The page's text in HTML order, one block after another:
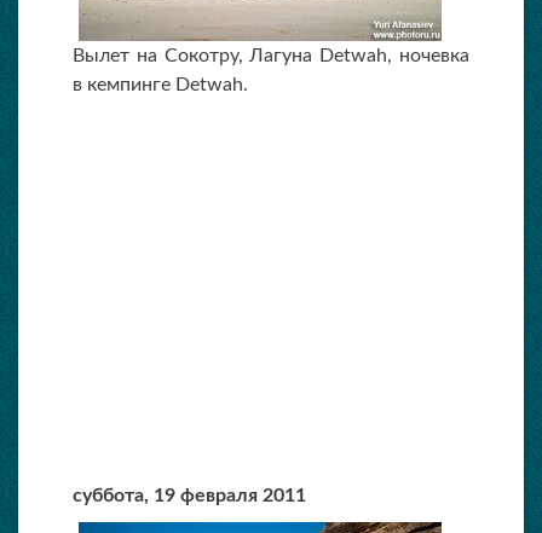
Вылет на Сокотру, Лагуна Detwah, ночевка
в кемпинге Detwah.
суббота, 19 февраля 2011